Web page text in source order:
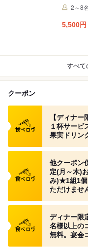
2～8
5,500円
すべて
クーポン
食べログ クー
【ディナ
１杯サー
果実ドリン
食べログ クー
他クーポン
定(月～木)
み)★1組1個
ただけませ
食べログ クー
ディナー限
名様以上の
無料。宴会